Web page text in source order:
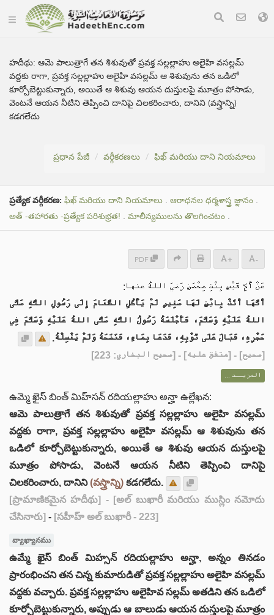
హదీథు:ఆమె పాలుత్రాగే తన శిశువుతో ప్రవక్త సల్లల్లాహు అలైహి వసల్లమ్
వద్దకు రాగా, ప్రవక్త సల్లల్లాహు అలైహి వసల్లమ్ ఆ శిశువును తన ఒడిలో
కూర్చోబెట్టుకున్నారు, అయితే ఆ శిశువు ఆయన దుస్తులపై మూత్రం పోసాడు,
వెంటనే ఆయన నీటిని తెప్పించి దానిపై చిలకరించారు, దానిని (వస్త్రాన్ని)
కడగలేదు
ప్రధాన పేజీ వర్గీకరణలు ఫిఖ్ మరియు దాని నియమాలు
ప్రత్యేక వర్గీకరణ: ఫిఖ్ మరియు దాని నియమాలు . ఆరాధనల ధర్మశాస్త్ర జ్ఞానం .
అత్ -తహారతు -ప్రత్యేక పరిశుభ్రత! . మాలీన్యములను తొలగించటం .
PDF + -
عَنْ أُمِّ قَيْسٍ بِنْتِ مِحْصَنٍ رَضيَ اللهُ عنها:
أَنَّهَا أَتَتْ بِابْنٍ لَهَا صَغِيرٍ لَمْ يَأْكُلِ الطَّعَامَ إِلَى رَسُولِ اللَّهِ صَلَّى
اللهُ عَلَيْهِ وَسَلَّمَ، فَأَجْلَسَهُ رَسُولُ اللَّهِ صَلَّى اللهُ عَلَيْهِ وَسَلَّمَ فِي
حَجْرِهِ، فَبَالَ عَلَى ثَوْبِهِ، فَدَعَا بِمَاءٍ، فَنَضَحَهُ وَلَمْ يَغْسِلْهُ.
[صحيح] - [متفق عليه] - [صحيح البخاري: 223]
المزيــد ...
ఉమ్మె ఖైస్ బింత్ మిహ్‌సన్ రదియల్లాహు అన్హా ఉల్లేఖన:
ఆమె పాలుత్రాగే తన శిశువుతో ప్రవక్త సల్లల్లాహు అలైహి వసల్లమ్
వద్దకు రాగా, ప్రవక్త సల్లల్లాహు అలైహి వసల్లమ్ ఆ శిశువును తన
ఒడిలో కూర్చోబెట్టుకున్నారు, అయితే ఆ శిశువు ఆయన దుస్తులపై
మూత్రం పోసాడు, వెంటనే ఆయన నీటిని తెప్పించి దానిపై
చిలకరించారు, దానిని(వస్త్రాన్ని) కడగలేదు.
[ప్రామాణికమైన హదీథు] - [అల్ బుఖారీ మరియు ముస్లిం నమోదు
చేసినారు] - [సహీహ్ అల్ బుఖారీ - 223]
వ్యాఖ్యానము
ఉమ్మే ఖైస్ బింత్ మిహ్సన్ రదియల్లాహు అన్హా, అన్నం తినడం
ప్రారంభించని తన చిన్న కుమారుడితో ప్రవక్త సల్లల్లాహు అలైహి వసల్లమ్
వద్దకు వచ్చారు. ప్రవక్త సల్లల్లాహు అలైహివ సల్లమ్ అతడిని తన ఒడిలో
కూర్చోబెట్టుకున్నారు, అప్పుడు ఆ బాలుడు ఆయన దుస్తులపై మూత్రం